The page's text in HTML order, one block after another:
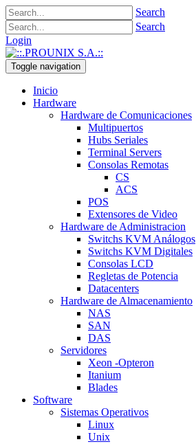
Search
Search
Login
Toggle navigation
Inicio
Hardware
Hardware de Comunicaciones
Multipuertos
Hubs Seriales
Terminal Servers
Consolas Remotas
CS
ACS
POS
Extensores de Video
Hardware de Administracion
Switchs KVM Análogos
Switchs KVM Digitales
Consolas LCD
Regletas de Potencia
Datacenters
Hardware de Almacenamiento
NAS
SAN
DAS
Servidores
Xeon -Opteron
Itanium
Blades
Software
Sistemas Operativos
Linux
Unix